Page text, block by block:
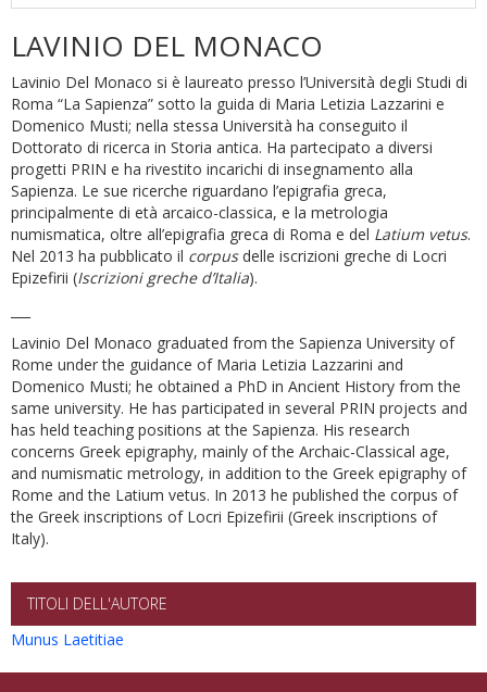
LAVINIO DEL MONACO
Lavinio Del Monaco si è laureato presso l’Università degli Studi di
Roma “La Sapienza” sotto la guida di Maria Letizia Lazzarini e
Domenico Musti; nella stessa Università ha conseguito il
Dottorato di ricerca in Storia antica. Ha partecipato a diversi
progetti PRIN e ha rivestito incarichi di insegnamento alla
Sapienza. Le sue ricerche riguardano l’epigrafia greca,
principalmente di età arcaico-classica, e la metrologia
numismatica, oltre all’epigrafia greca di Roma e del Latium vetus.
Nel 2013 ha pubblicato il corpusdelle iscrizioni greche di Locri
Epizefirii (Iscrizioni greche d’Italia).
Lavinio Del Monaco graduated from the Sapienza University of
Rome under the guidance of Maria Letizia Lazzarini and
Domenico Musti; he obtained a PhD in Ancient History from the
same university. He has participated in several PRIN projects and
has held teaching positions at the Sapienza. His research
concerns Greek epigraphy, mainly of the Archaic-Classical age,
and numismatic metrology, in addition to the Greek epigraphy of
Rome and the Latium vetus. In 2013 he published the corpus of
the Greek inscriptions of Locri Epizefirii (Greek inscriptions of
Italy).
TITOLI DELL'AUTORE
Munus Laetitiae